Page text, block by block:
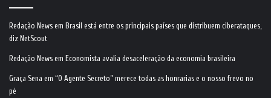
Redação News em Brasil está entre os principais países que distribuem ciberataques,
diz NetScout
Redação News em Economista avalia desaceleração da economia brasileira
Graça Sena em “O Agente Secreto” merece todas as honrarias e o nosso frevo no
pé